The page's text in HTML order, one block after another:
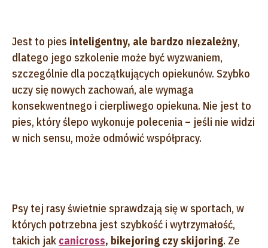
Jest to pies inteligentny, ale bardzo niezależny,
dlatego jego szkolenie może być wyzwaniem,
szczególnie dla początkujących opiekunów. Szybko
uczy się nowych zachowań, ale wymaga
konsekwentnego i cierpliwego opiekuna. Nie jest to
pies, który ślepo wykonuje polecenia – jeśli nie widzi
w nich sensu, może odmówić współpracy.
Psy tej rasy świetnie sprawdzają się w sportach, w
których potrzebna jest szybkość i wytrzymałość,
takich jak canicross, bikejoring czy skijoring. Ze